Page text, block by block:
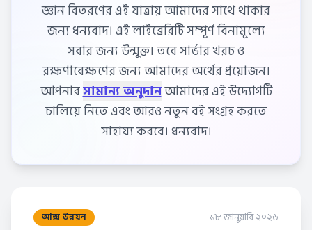
জ্ঞান বিতরণের এই যাত্রায় আমাদের সাথে থাকার
জন্য ধন্যবাদ। এই লাইব্রেরিটি সম্পূর্ণ বিনামূল্যে
সবার জন্য উন্মুক্ত। তবে সার্ভার খরচ ও
রক্ষণাবেক্ষণের জন্য আমাদের অর্থের প্রয়োজন।
আপনার
সামান্য অনুদানআমাদের এই উদ্যোগটি
চালিয়ে নিতে এবং আরও নতুন বই সংগ্রহ করতে
সাহায্য করবে। ধন্যবাদ।
আত্ম উন্নয়ন ১৮ জানুয়ারি ২০২৬